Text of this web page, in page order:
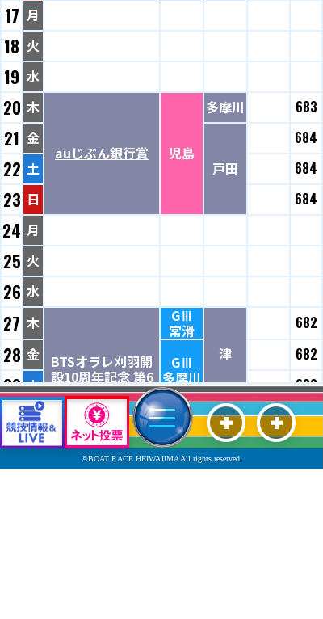
17 月
18 火
19 水
20 木
auじぶん銀行賞 児島
多摩川 683
21 金
戸田
684
22 土 684
23 日 684
24 月
25 火
26 水
27 木
BTSオラレ刈羽開
設10周年記念 第6
4回東京中日スポ
ーツ杯
GⅢ
常滑
津
682
28 金 GⅢ
多摩川
682
29 土 682
30 日 GⅢ
浜名湖
GⅢ
多摩川
682
31 月
682
684
©BOAT RACE HEIWAJIMA All rights reserved.